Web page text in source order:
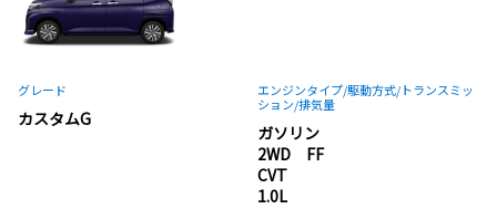
グレード
カスタムG
エンジンタイプ/駆動方式/トランスミッ
ション/排気量
ガソリン
2WD FF
CVT
1.0L